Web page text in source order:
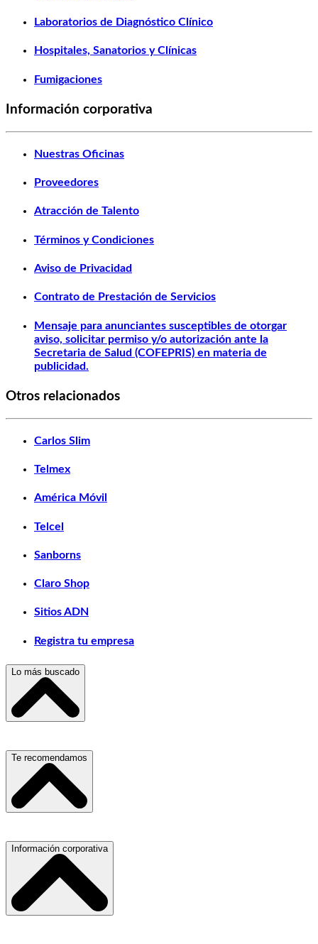
Laboratorios de Diagnóstico Clínico
Hospitales, Sanatorios y Clínicas
Fumigaciones
Información corporativa
Nuestras Oficinas
Proveedores
Atracción de Talento
Términos y Condiciones
Aviso de Privacidad
Contrato de Prestación de Servicios
Mensaje para anunciantes susceptibles de otorgar
aviso, solicitar permiso y/o autorización ante la
Secretaria de Salud (COFEPRIS) en materia de
publicidad.
Otros relacionados
Carlos Slim
Telmex
América Móvil
Telcel
Sanborns
Claro Shop
Sitios ADN
Registra tu empresa
Lo más buscado
Escuelas, Institutos y Universidades
Hospitales, Sanatorios y Clínicas
Refacciones y Accesorios para Automóviles
Materiales para Construcción
Laboratorios de Diagnóstico Clínico
Ferreterías
Te recomendamos
Servicio de Grúas
Médicos Oculistas y Oftalmólogos
Ferreterías
Información corporativa